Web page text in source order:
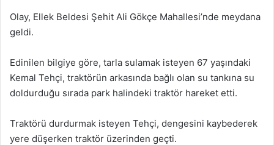
Olay, Ellek Beldesi Şehit Ali Gökçe Mahallesi’nde meydana
geldi.
Edinilen bilgiye göre, tarla sulamak isteyen 67 yaşındaki
Kemal Tehçi, traktörün arkasında bağlı olan su tankına su
doldurduğu sırada park halindeki traktör hareket etti.
Traktörü durdurmak isteyen Tehçi, dengesini kaybederek
yere düşerken traktör üzerinden geçti.